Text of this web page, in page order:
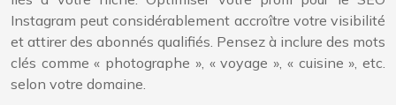
Instagram peut considérablement accroître votre visibilité
et attirer des abonnés qualifiés. Pensez à inclure des mots
clés comme « photographe », « voyage », « cuisine », etc.
selon votre domaine.